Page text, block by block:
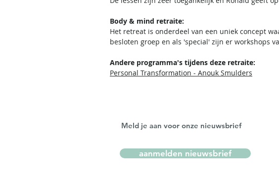
Body & mind retraite:
Het retreat is onderdeel van een uniek concept
besloten groep en als 'special' zijn er workshops
Andere programma's tijdens deze retraite:
Personal Transformation - Anouk Smulders
Meld je aan voor onze nieuwsbrief
aanmelden nieuwsbrief